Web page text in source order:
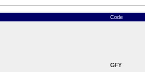
Code
GFY